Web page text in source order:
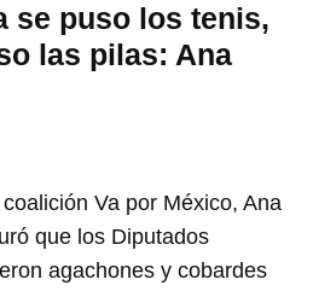
se puso los tenis,
las pilas: Ana
Va por México, Ana
que los Diputados
agachones y cobardes